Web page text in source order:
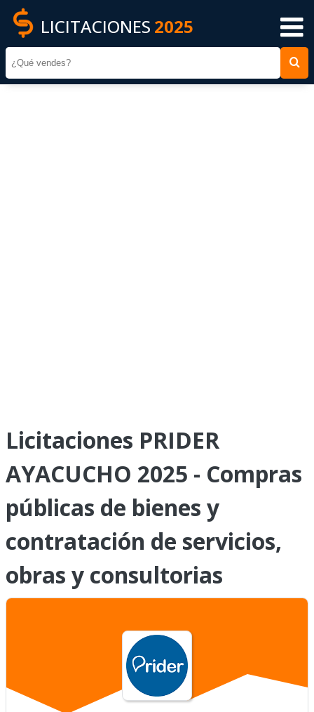
LICITACIONES 2025
Licitaciones PRIDER
AYACUCHO 2025 - Compras
públicas de bienes y
contratación de servicios,
obras y consultorias